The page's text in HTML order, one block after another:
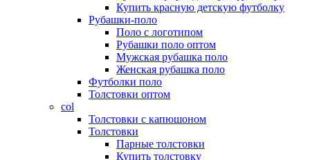
Купить красную детскую футболку
Рубашки-поло
Поло с логотипом
Рубашки поло оптом
Мужская рубашка поло
Женская рубашка поло
Футболки поло
Толстовки оптом
col
Толстовки с капюшоном
Толстовки
Парные толстовки
Купить толстовку